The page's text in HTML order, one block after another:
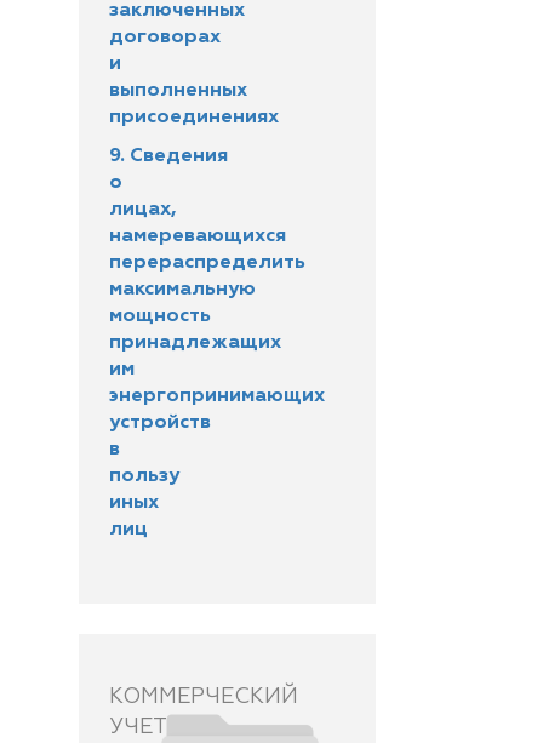
заключенных
договорах
и
выполненных
присоединениях
9. Сведения
о
лицах,
намеревающихся
перераспределить
максимальную
мощность
принадлежащих
им
энергопринимающих
устройств
в
пользу
иных
лиц
КОММЕРЧЕСКИЙ
УЧЕТ